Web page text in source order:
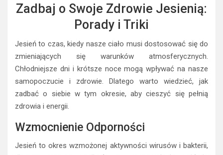
Zadbaj o Swoje Zdrowie Jesienią:
Porady i Triki
Jesień to czas, kiedy nasze ciało musi dostosować się do
zmieniających się warunków atmosferycznych.
Chłodniejsze dni i krótsze noce mogą wpływać na nasze
samopoczucie i zdrowie. Dlatego warto wiedzieć, jak
zadbać o siebie w tym okresie, aby cieszyć się pełnią
zdrowia i energii.
Wzmocnienie Odporności
Jesień to okres wzmożonej aktywności wirusów i bakterii,